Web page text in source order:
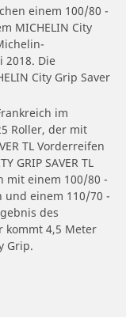
einem 100/80 -
MICHELIN City
2018. Die
City Grip Saver
im
Roller, der mit
TL Vorderreifen
GRIP SAVER TL
mit einem 100/80 -
und einem 110/70 -
des
kommt 4,5 Meter
Grip.